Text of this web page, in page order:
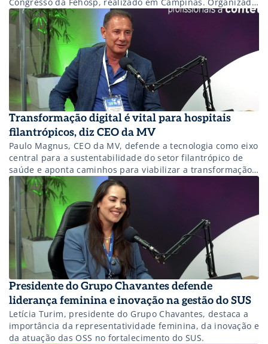
pela Fehosp (Federação das Santas Casas e Hospitais
Beneficentes do Estado de São Paulo), o evento reuniu
1.480 representantes do setor filantrópico, de 14 estados
brasileiros, para discutir […]
Transformação digital é vital para hospitais
filantrópicos, diz CEO da MV
Paulo Magnus, CEO da MV, defende a tecnologia como eixo
central para a sustentabilidade do setor filantrópico de
saúde e aponta caminhos para viabilizar a transformação
digital.
Presidente do Grupo Chavantes defende
liderança feminina e inovação na gestão do SUS
Letícia Turim, presidente do Grupo Chavantes, destaca a
importância da representatividade feminina, da inovação e
da atuação das OSS no fortalecimento do SUS.